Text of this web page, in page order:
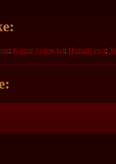
; Капот (одежда); Новый год;